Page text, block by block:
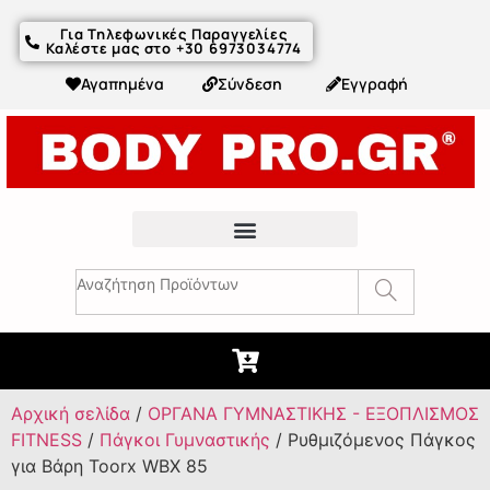
Για Τηλεφωνικές Παραγγελίες
Καλέστε μας στο +30 6973034774
Αγαπημένα Σύνδεση Εγγραφή
Αρχική σελίδα / ΟΡΓΑΝΑ ΓΥΜΝΑΣΤΙΚΗΣ - ΕΞΟΠΛΙΣΜΟΣ
FITNESS / Πάγκοι Γυμναστικής / Ρυθμιζόμενος Πάγκος
για Βάρη Toorx WBX 85